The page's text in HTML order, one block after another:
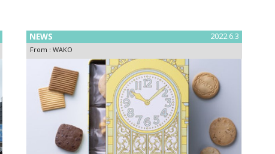
NEWS 2022.6.3
From : WAKO